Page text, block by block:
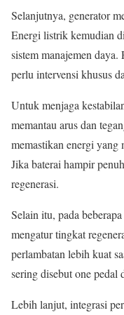
Selanjutnya, generator
Energi listrik kemudian
sistem manajemen daya.
perlu intervensi khusus
Untuk menjaga
memantau arus dan
memastikan energi yang
Jika baterai hampir
regenerasi.
Selain itu, pada
mengatur tingkat
perlambatan lebih kuat
sering disebut one pedal
Lebih lanjut, integrasi